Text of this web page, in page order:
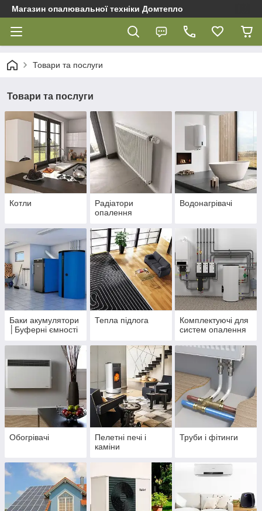
Магазин опалювальної техніки Домтепло
Товари та послуги
Товари та послуги
Котли
Радіатори
опалення
Водонагрівачі
Баки акумулятори
│Буферні ємності
Тепла підлога
Комплектуючі для
систем опалення
Обогрівачі
Пелетні печі і
каміни
Труби і фітинги